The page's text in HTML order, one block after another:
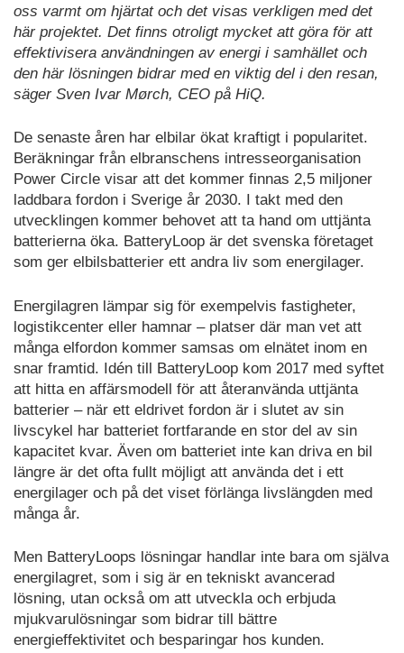
oss varmt om hjärtat och det visas verkligen med det
här projektet. Det finns otroligt mycket att göra för att
effektivisera användningen av energi i samhället och
den här lösningen bidrar med en viktig del i den resan,
säger Sven Ivar Mørch, CEO på HiQ.
De senaste åren har elbilar ökat kraftigt i popularitet.
Beräkningar från elbranschens intresseorganisation
Power Circle visar att det kommer finnas 2,5 miljoner
laddbara fordon i Sverige år 2030. I takt med den
utvecklingen kommer behovet att ta hand om uttjänta
batterierna öka. BatteryLoop är det svenska företaget
som ger elbilsbatterier ett andra liv som energilager.
Energilagren lämpar sig för exempelvis fastigheter,
logistikcenter eller hamnar – platser där man vet att
många elfordon kommer samsas om elnätet inom en
snar framtid. Idén till BatteryLoop kom 2017 med syftet
att hitta en affärsmodell för att återanvända uttjänta
batterier – när ett eldrivet fordon är i slutet av sin
livscykel har batteriet fortfarande en stor del av sin
kapacitet kvar. Även om batteriet inte kan driva en bil
längre är det ofta fullt möjligt att använda det i ett
energilager och på det viset förlänga livslängden med
många år.
Men BatteryLoops lösningar handlar inte bara om själva
energilagret, som i sig är en tekniskt avancerad
lösning, utan också om att utveckla och erbjuda
mjukvarulösningar som bidrar till bättre
energieffektivitet och besparingar hos kunden.